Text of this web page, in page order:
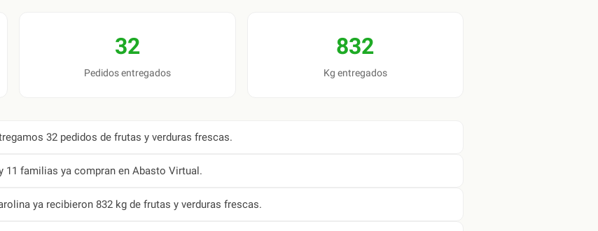
32
Pedidos entregados
832
Kg entregados
32 pedidos de frutas y verduras frescas.
11 familias ya compran en Abasto Virtual.
ya recibieron 832 kg de frutas y verduras frescas.